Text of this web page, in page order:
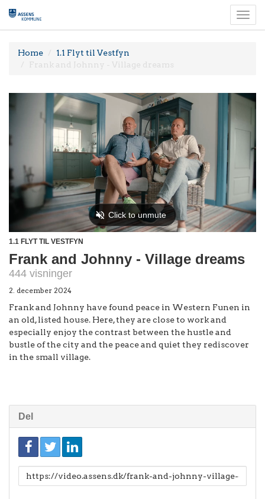
Home
1.1 Flyt til Vestfyn
Frank and Johnny - Village dreams
1.1 FLYT TIL VESTFYN
Frank and Johnny - Village dreams
444 visninger
2. december 2024
Frank and Johnny have found peace in Western Funen in
an old, listed house. Here, they are close to work and
especially enjoy the contrast between the hustle and
bustle of the city and the peace and quiet they rediscover
in the small village.
Del
Link